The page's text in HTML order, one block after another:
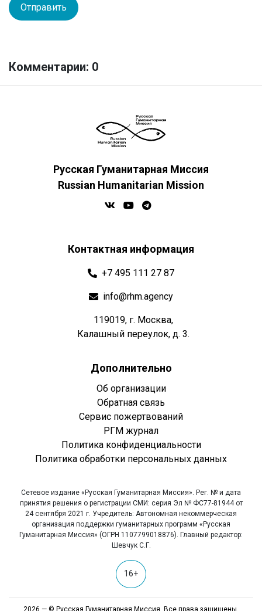
Комментарии: 0
Русская Гуманитарная Миссия
Russian Humanitarian Mission
Контактная информация
+7 495 111 27 87
info@rhm.agency
119019, г. Москва,
Калашный переулок, д. 3.
Дополнительно
Об организации
Обратная связь
Сервис пожертвований
РГМ журнал
Политика конфиденциальности
Политика обработки персональных данных
Сетевое издание «Русская Гуманитарная Миссия». Рег. № и дата
принятия решения о регистрации СМИ: серия Эл № ФС77-81944 от
24 сентября 2021 г. Учредитель: Автономная некоммерческая
организация поддержки гуманитарных программ «Русская
Гуманитарная Миссия» (ОГРН 1107799018876). Главный редактор:
Шевчук С.Г.
16+
2026 — © Русская Гуманитарная Миссия. Все права защищены.